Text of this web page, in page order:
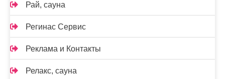
Рай, сауна
Регинас Сервис
Реклама и Контакты
Релакс, сауна